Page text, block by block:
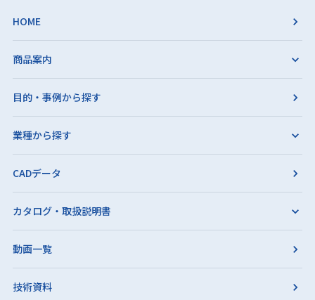
HOME
商品案内
目的・事例から探す
業種から探す
CADデータ
カタログ・取扱説明書
動画一覧
技術資料